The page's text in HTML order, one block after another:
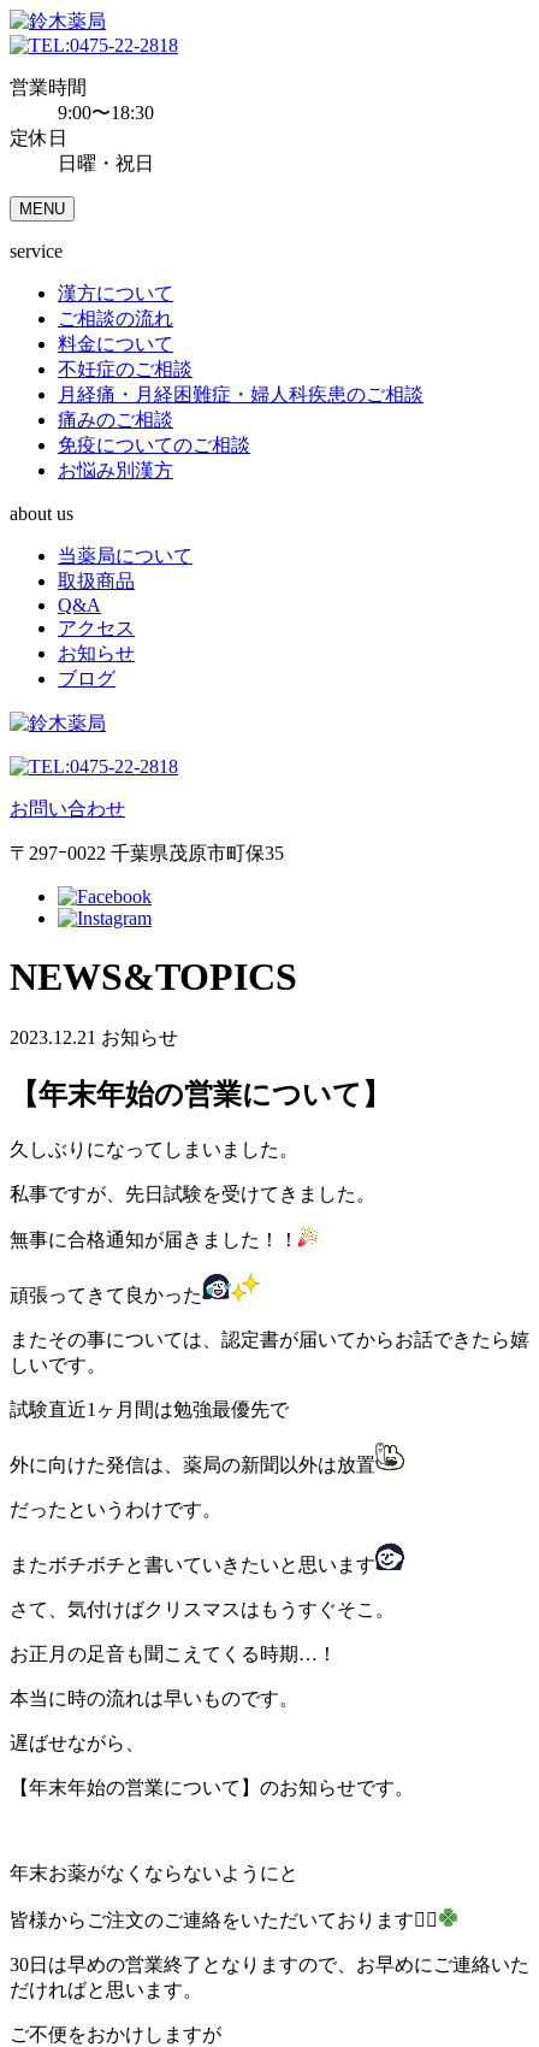
0475-22-2818
営業時間
9:00〜18:30
定休日
日曜・祝日
MENU
service
漢方について
ご相談の流れ
料金について
不妊症のご相談
月経痛・月経困難症・婦人科疾患のご相談
痛みのご相談
免疫についてのご相談
お悩み別漢方
about us
当薬局について
取扱商品
Q&A
アクセス
お知らせ
ブログ
0475-22-2818
お問い合わせ
〒297ｰ0022 千葉県茂原市町保35
NEWS&TOPICS
2023.12.21 お知らせ
【年末年始の営業について】
久しぶりになってしまいました。
私事ですが、先日試験を受けてきました。
無事に合格通知が届きました！！
頑張ってきて良かった
またその事については、認定書が届いてからお話できたら嬉
しいです。
試験直近1ヶ月間は勉強最優先で
外に向けた発信は、薬局の新聞以外は放置
だったというわけです。
またボチボチと書いていきたいと思います
さて、気付けばクリスマスはもうすぐそこ。
お正月の足音も聞こえてくる時期…！
本当に時の流れは早いものです。
遅ばせながら、
【年末年始の営業について】のお知らせです。
年末お薬がなくならないようにと
皆様からご注文のご連絡をいただいております🙇‍♀️
30日は早めの営業終了となりますので、お早めにご連絡いた
だければと思います。
ご不便をおかけしますが